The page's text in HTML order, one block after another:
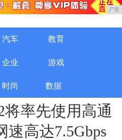
广告
汽车 教育
企业 游戏
时尚 数据
将率先使用高通
速高达7.5Gbps